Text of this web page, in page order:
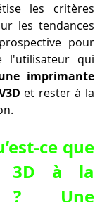
les critères
les tendances
pour
l'utilisateur qui
imprimante
et rester à la
ce que
3D à la
? Une